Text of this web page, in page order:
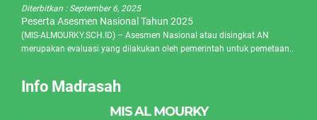
Diterbitkan : September 6, 2025
Peserta Asesmen Nasional Tahun 2025
(MIS-ALMOURKY.SCH.ID) – Asesmen Nasional atau disingkat AN
merupakan evaluasi yang dilakukan oleh pemerintah untuk pemetaan..
Info Madrasah
MIS AL MOURKY